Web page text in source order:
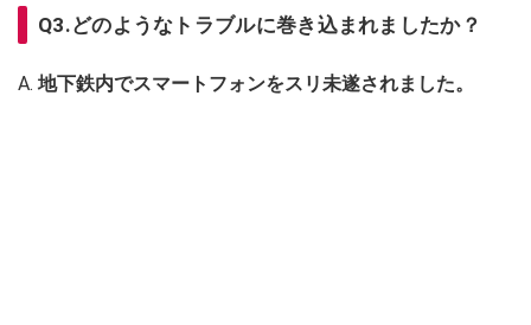
Q3.どのようなトラブルに巻き込まれましたか？
A. 地下鉄内でスマートフォンをスリ未遂されました。